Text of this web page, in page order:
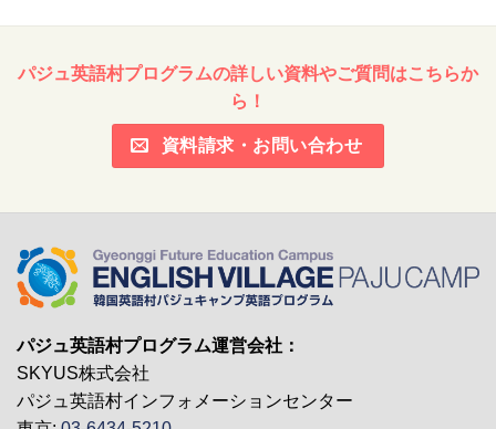
パジュ英語村プログラムの詳しい資料やご質問はこちらか
ら！
資料請求・お問い合わせ
パジュ英語村プログラム運営会社：
SKYUS株式会社
パジュ英語村インフォメーションセンター